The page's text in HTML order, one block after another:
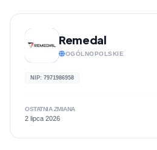
Remedal
OGÓLNOPOLSKIE
NIP: 7971986958
OSTATNIA ZMIANA
2 lipca 2026